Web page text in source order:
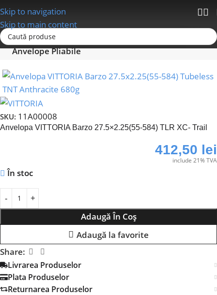
Skip to navigation
Skip to main content
Prima pagină
Anvelope Pliabile
SKU: 11A00008
Anvelopa VITTORIA Barzo 27.5×2.25(55-584) TLR XC- Trail
412,50 lei
include 21% TVA
În stoc
Adaugă În Coș
Adaugă la favorite
Share:
Livrarea Produselor
Plata Produselor
Returnarea Produselor